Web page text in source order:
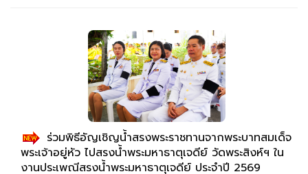
ร่วมพิธีอัญเชิญน้ำสรงพระราชทานจากพระบาทสมเด็จ
พระเจ้าอยู่หัว ไปสรงน้ำพระมหาธาตุเจดีย์ วัดพระสิงห์ฯ ใน
งานประเพณีสรงน้ำพระมหาธาตุเจดีย์ ประจำปี 2569